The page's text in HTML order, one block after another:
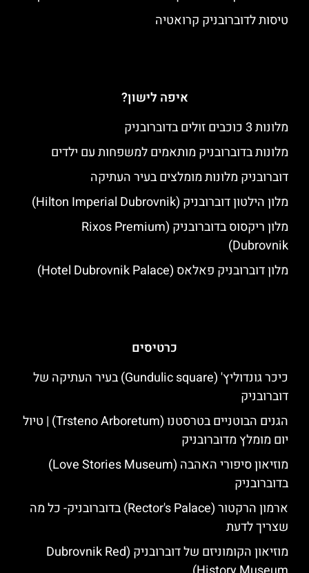
טיסות לדוברובניק קרואטיה
איפה לישון?
מלונות 3 כוכבים זולים בדוברובניק
מלונות בדוברובניק מותאמים למשפחות עם ילדים
דוברובניק מלונות מומלצים בעיר העתיקה
מלון הילטון דוברובניק (Hilton Imperial Dubrovnik)
מלון ריקסוס בדוברובניק (Rixos Premium
Dubrovnik)
מלון דוברובניק פאלאס (Hotel Dubrovnik Palace)
כרטיסים
כיכר גונדוליץ' (Gundulic square) בעיר העתיקה של
דוברובניק
הגנים הבוטניים בטרסטנו (Trsteno Arboretum) | טיול
יום מומלץ מדוברובניק
מוזיאון סיפורי האהבה (Love Stories Museum)
בדוברובניק
ארמון הרקטור (Rector's Palace) בדוברובניק- כל מה
שצריך לדעת
מוזיאון הקומוניזם של דוברובניק (Dubrovnik Red